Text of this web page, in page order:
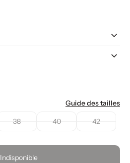
Guide des tailles
38 40 42
Indisponible